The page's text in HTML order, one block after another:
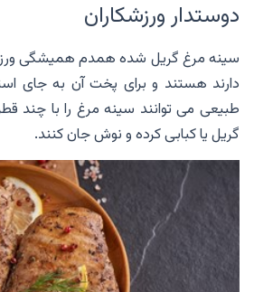
دوستدار ورزشکاران
سینه مرغ گریل شده همدم همیشگی
دارند هستند و برای پخت آن به جای
طبیعی می توانند سینه مرغ را با چند
گریل یا کبابی کرده و نوش جان کنند.